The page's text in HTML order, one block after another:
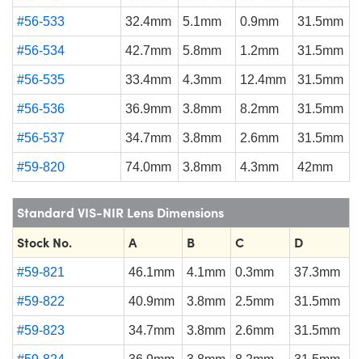
#56-533 32.4mm 5.1mm 0.9mm 31.5mm
#56-534 42.7mm 5.8mm 1.2mm 31.5mm
#56-535 33.4mm 4.3mm 12.4mm 31.5mm
#56-536 36.9mm 3.8mm 8.2mm 31.5mm
#56-537 34.7mm 3.8mm 2.6mm 31.5mm
#59-820 74.0mm 3.8mm 4.3mm 42mm
Standard VIS-NIR Lens Dimensions
Stock No.
A B C D
#59-821 46.1mm 4.1mm 0.3mm 37.3mm
#59-822 40.9mm 3.8mm 2.5mm 31.5mm
#59-823 34.7mm 3.8mm 2.6mm 31.5mm